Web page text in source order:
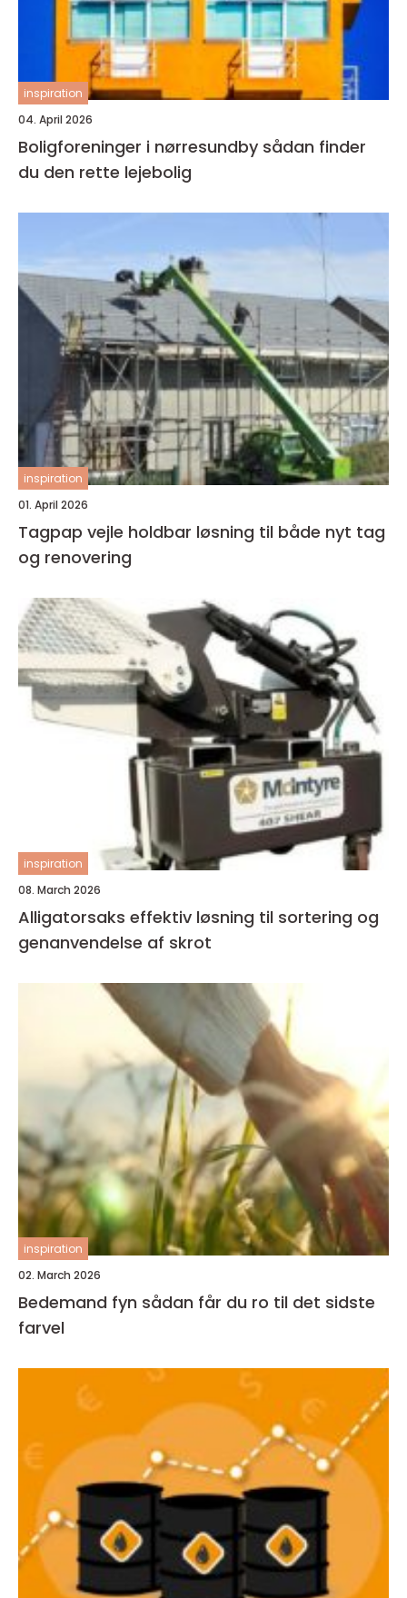
inspiration
04. April 2026
Boligforeninger i nørresundby sådan finder
du den rette lejebolig
inspiration
01. April 2026
Tagpap vejle holdbar løsning til både nyt tag
og renovering
inspiration
08. March 2026
Alligatorsaks effektiv løsning til sortering og
genanvendelse af skrot
inspiration
02. March 2026
Bedemand fyn sådan får du ro til det sidste
farvel